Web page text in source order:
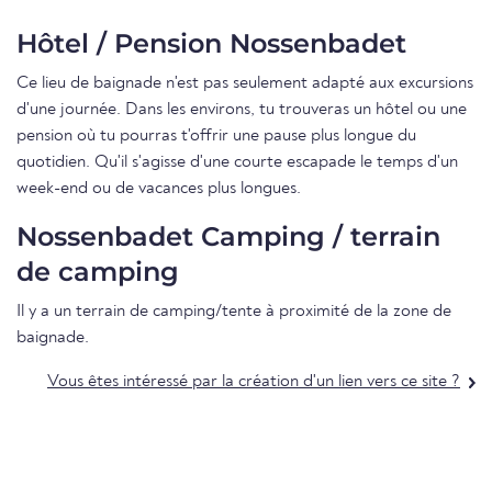
Hôtel / Pension Nossenbadet
Ce lieu de baignade n'est pas seulement adapté aux excursions
d'une journée. Dans les environs, tu trouveras un hôtel ou une
pension où tu pourras t'offrir une pause plus longue du
quotidien. Qu'il s'agisse d'une courte escapade le temps d'un
week-end ou de vacances plus longues.
Nossenbadet Camping / terrain
de camping
Il y a un terrain de camping/tente à proximité de la zone de
baignade.
Vous êtes intéressé par la création d'un lien vers ce site ?